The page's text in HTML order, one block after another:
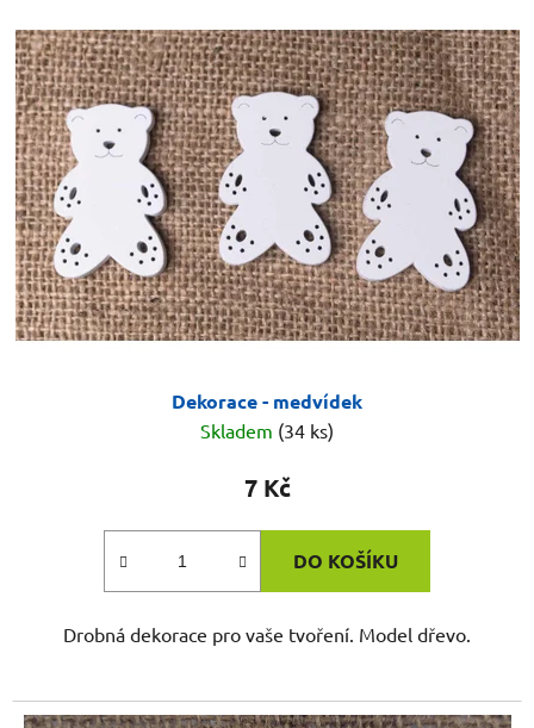
Dekorace - medvídek
Skladem (34 ks)
7 Kč
DO KOŠÍKU
Drobná dekorace pro vaše tvoření. Model dřevo.